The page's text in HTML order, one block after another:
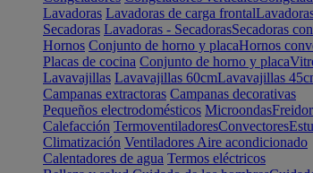
Lavadoras Lavadoras de carga frontal
Secadoras Lavadoras - SecadorasSecadoras
Hornos Conjunto de horno y placaHornos
Placas de cocina Conjunto de horno y placa
Lavavajillas Lavavajillas 60cmLavavajillas
Campanas extractoras Campanas decorativas
Pequeños electrodomésticos Microondas
Calefacción TermoventiladoresConvectores
Climatización Ventiladores Aire acondicionado
Calentadores de agua Termos eléctricos